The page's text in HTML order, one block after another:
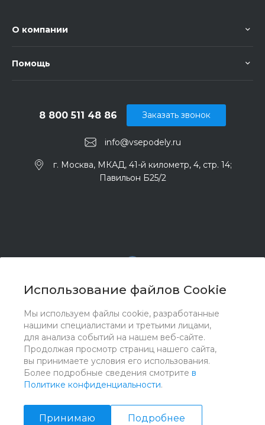
Использование файлов Cookie
Мы используем файлы cookie, разработанные
нашими специалистами и третьими лицами,
для анализа событий на нашем веб-сайте.
Продолжая просмотр страниц нашего сайта,
вы принимаете условия его использования.
Более подробные сведения смотрите в
Политике конфиденциальности.
Принимаю Подробнее
О компании
Помощь
info@vsepodely.ru
8 800 511 48 86
г. Москва, МКАД, 41-й километр, 4, стр. 14;
Павильон Б25/2
Заказать звонок
© 2017 - 2026 ООО "Комплектстрой 41", Все права
защищены